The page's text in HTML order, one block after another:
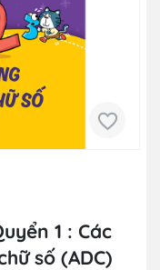
1 : Các
số (ADC)